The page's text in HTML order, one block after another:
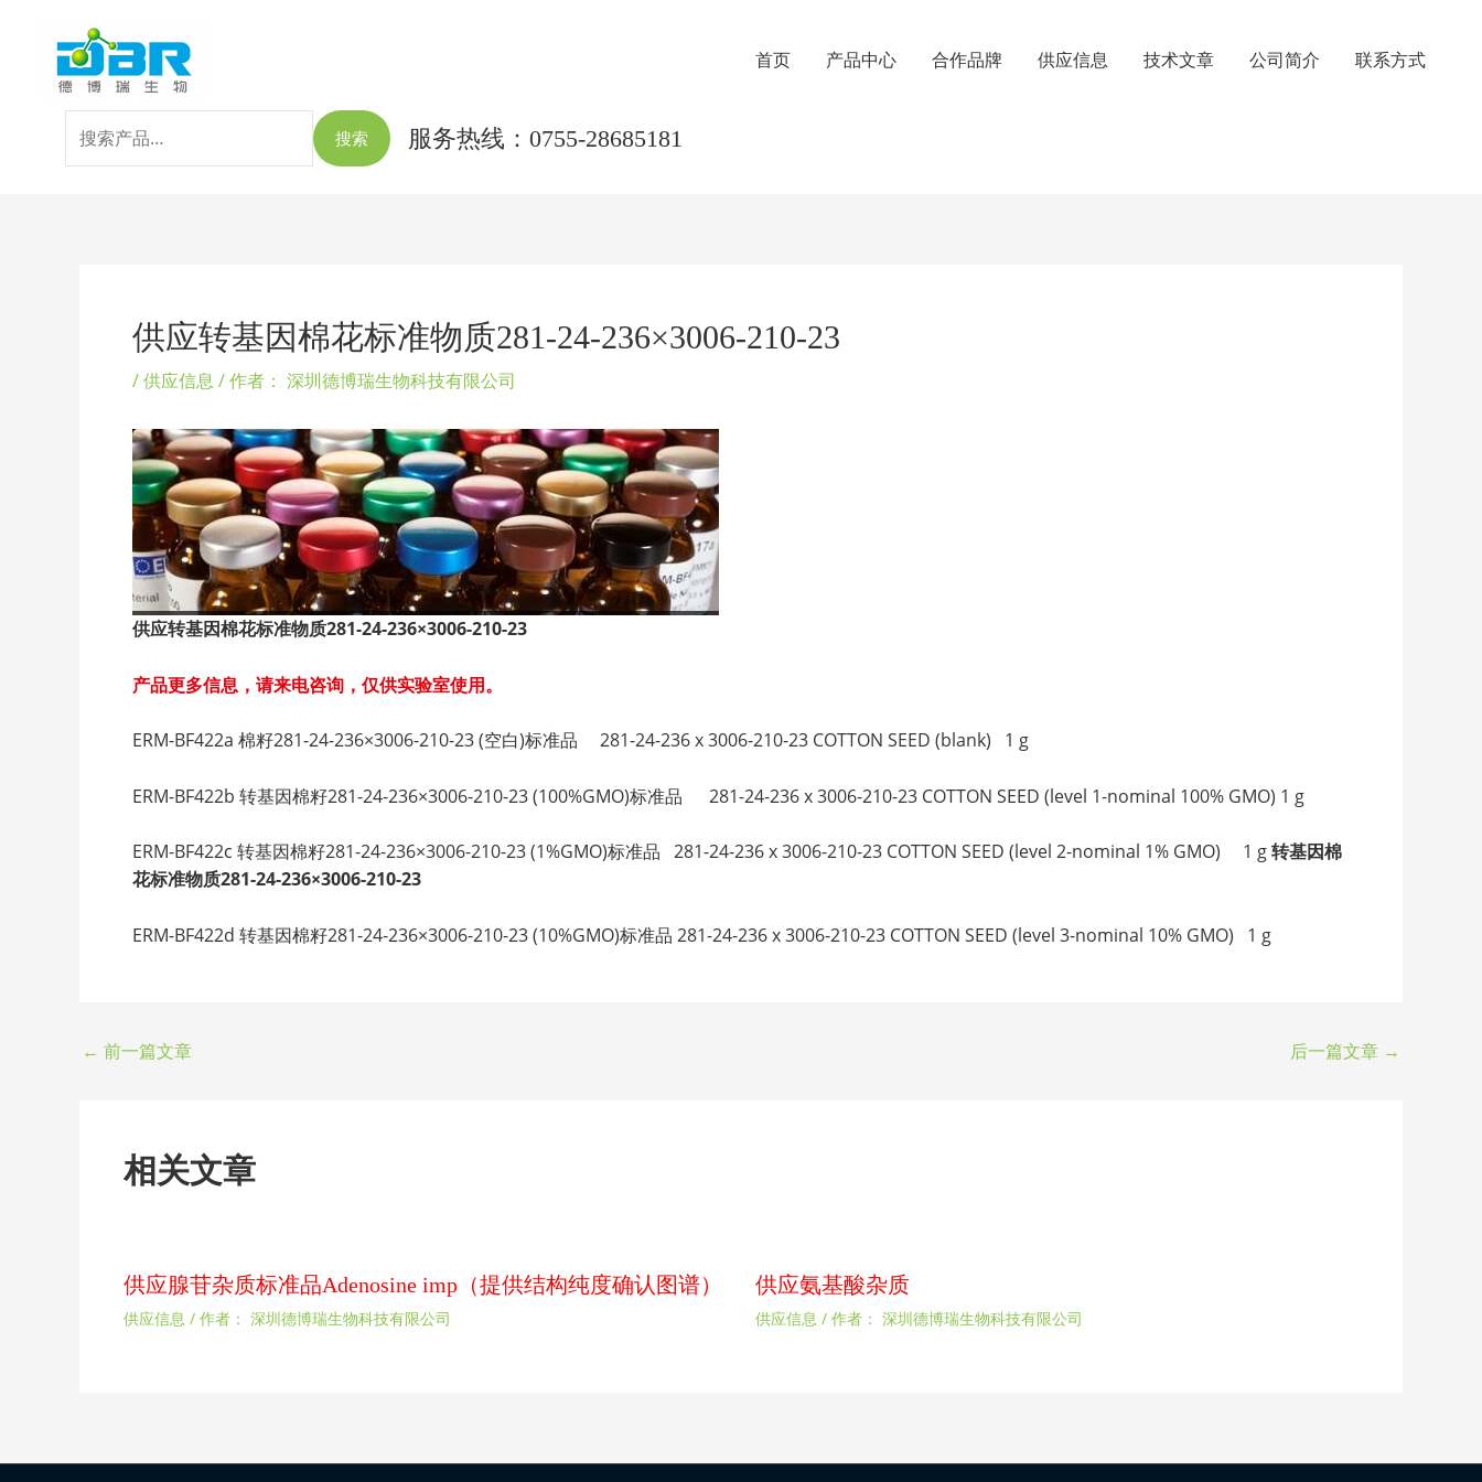
首页 产品中心 合作品牌 供应信息 技术文章 公司简介 联系方式
索：
搜索 服务热线：0755-28685181
供应转基因棉花标准物质281-24-236×3006-210-23
/供应信息 / 作者： 深圳德博瑞生物科技有限公司
供应转基因棉花标准物质281-24-236×3006-210-23
产品更多信息，请来电咨询，仅供实验室使用。
ERM-BF422a 棉籽281-24-236×3006-210-23 (空白)标准品 281-24-236 x 3006-210-23 COTTON SEED (blank) 1 g
ERM-BF422b 转基因棉籽281-24-236×3006-210-23 (100%GMO)标准品 281-24-236 x 3006-210-23 COTTON SEED (level 1-nominal 100% GMO) 1 g
ERM-BF422c 转基因棉籽281-24-236×3006-210-23 (1%GMO)标准品 281-24-236 x 3006-210-23 COTTON SEED (level 2-nominal 1% GMO) 1 g转基因棉
花标准物质281-24-236×3006-210-23
ERM-BF422d 转基因棉籽281-24-236×3006-210-23 (10%GMO)标准品 281-24-236 x 3006-210-23 COTTON SEED (level 3-nominal 10% GMO) 1 g
← 前一篇文章 后一篇文章 →
相关文章
供应腺苷杂质标准品Adenosine imp（提供结构纯度确认图谱）
供应信息 / 作者： 深圳德博瑞生物科技有限公司
供应氨基酸杂质
供应信息 / 作者： 深圳德博瑞生物科技有限公司